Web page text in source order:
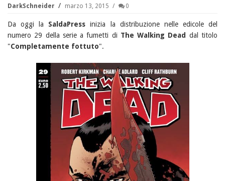
DarkSchneider marzo 13, 2015 0
Da oggi la SaldaPress inizia la distribuzione nelle edicole del
numero 29 della serie a fumetti di The Walking Dead dal titolo
"Completamente fottuto".